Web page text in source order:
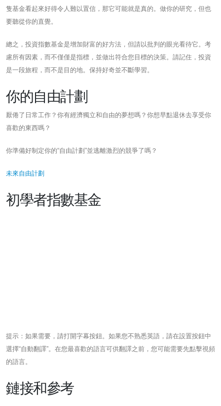
隻基金看起來好得令人難以置信，那它可能就是真的。做你的研究，但也
要聽從你的直覺。
總之，投資指數基金是增加財富的好方法，但請以批判的眼光看待它。考
慮所有因素，而不僅僅是指標，並做出符合您目標的決策。請記住，投資
是一段旅程，而不是目的地。保持好奇並不斷學習。
你的自由計劃
厭倦了日常工作？你有經濟獨立和自由的夢想嗎？你想早點退休去享受你
喜歡的東西嗎？
你準備好制定你的“自由計劃”並逃離激烈的競爭了嗎？
未來自由計劃
初學者指數基金
提示：如果需要，請打開字幕按鈕。如果您不熟悉英語，請在設置按鈕中
選擇“自動翻譯”。在您最喜歡的語言可供翻譯之前，您可能需要先點擊視頻
的語言。
鏈接和參考